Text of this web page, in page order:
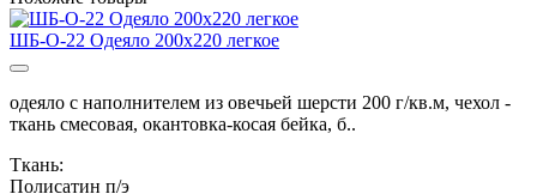
ШБ-О-22 Одеяло 200х220 легкое
одеяло с наполнителем из овечьей шерсти 200 г/кв.м, чехол -
ткань смесовая, окантовка-косая бейка, б..
Ткань:
Полисатин п/э